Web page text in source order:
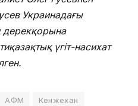
Украинадағы
дерекқорына
үгіт-насихат
АФМ
Кенжехан